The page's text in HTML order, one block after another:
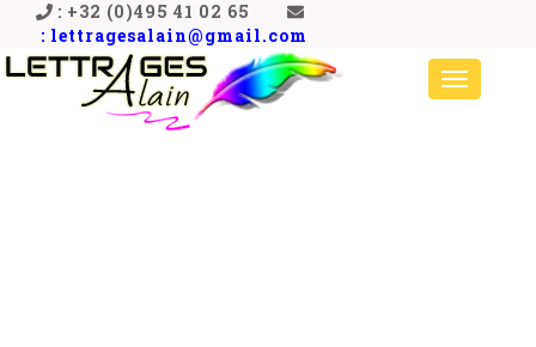
: +32 (0)495 41 02 65
: lettragesalain@gmail.com
Toggle